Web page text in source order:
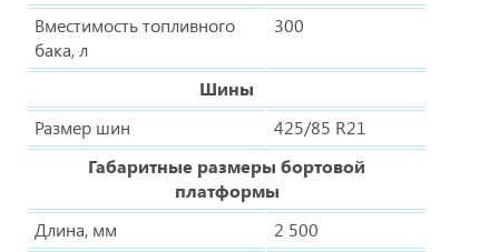
Вместимость топливного
бака, л
300
Шины
Размер шин
425/85 R21
Габаритные размеры бортовой
платформы
Длина, мм
2 500